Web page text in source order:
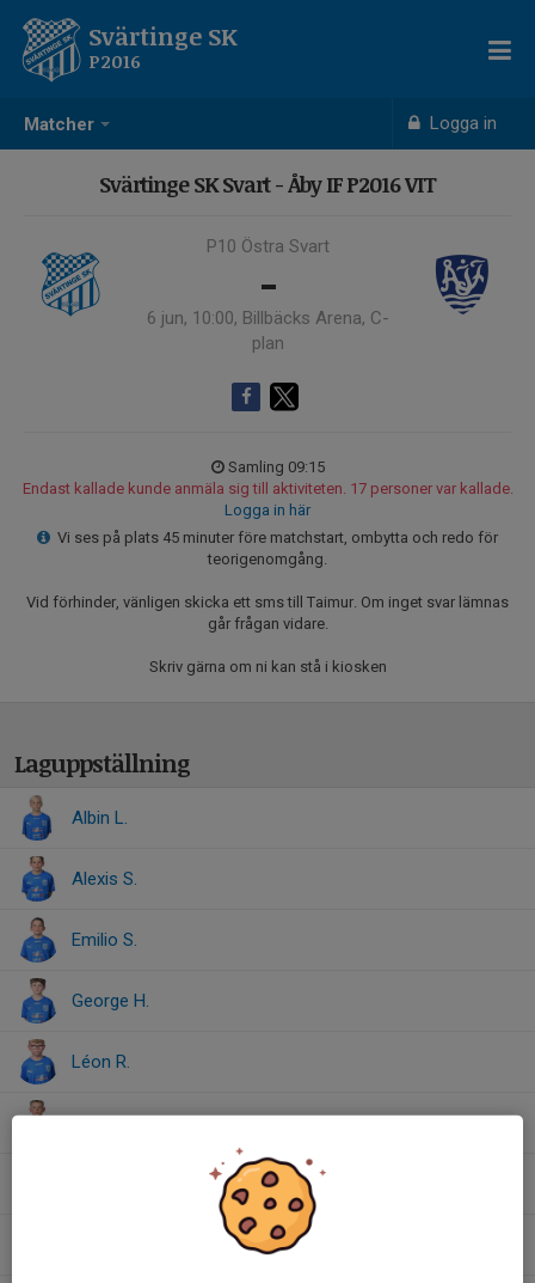
Matcher Logga in
Svärtinge SK
P2016
Svärtinge SK Svart - Åby IF P2016 VIT
P10 Östra Svart
-
6 jun, 10:00, Billbäcks Arena, C-
plan
Samling 09:15
Endast kallade kunde anmäla sig till aktiviteten. 17 personer var kallade.
Logga in här
Vi ses på plats 45 minuter före matchstart, ombytta och redo för
teorigenomgång.
Vid förhinder, vänligen skicka ett sms till Taimur. Om inget svar lämnas
går frågan vidare.
Skriv gärna om ni kan stå i kiosken
Laguppställning
Albin L.
Alexis S.
Emilio S.
George H.
Léon R.
Max S.